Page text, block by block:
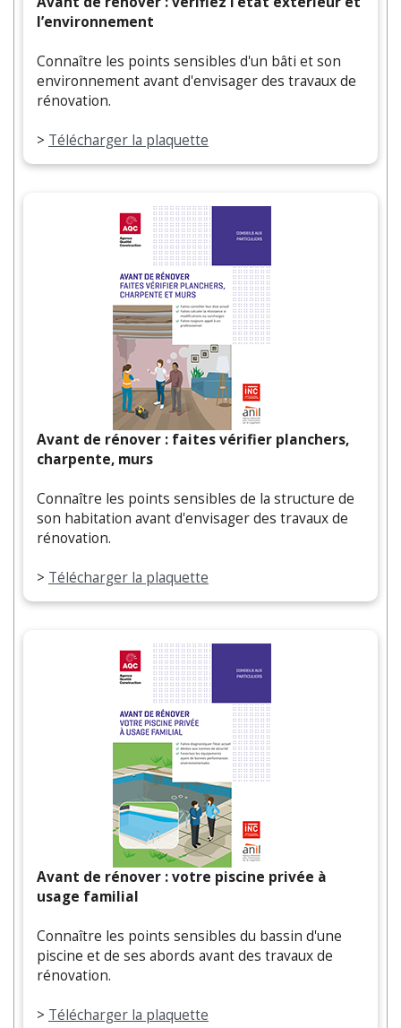
l’environnement
Connaître les points sensibles d'un bâti et son
environnement avant d'envisager des travaux de
rénovation.
> Télécharger la plaquette
Avant de rénover : faites vérifier planchers,
charpente, murs
Connaître les points sensibles de la structure de
son habitation avant d'envisager des travaux de
rénovation.
> Télécharger la plaquette
Avant de rénover : votre piscine privée à
usage familial
Connaître les points sensibles du bassin d'une
piscine et de ses abords avant des travaux de
rénovation.
> Télécharger la plaquette